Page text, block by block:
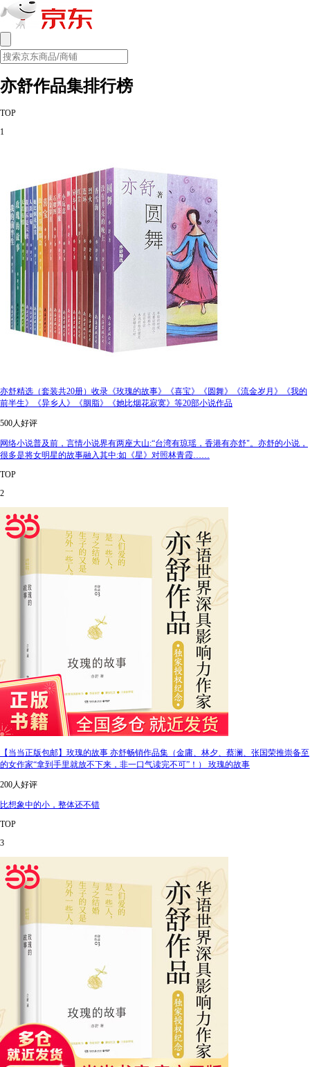
亦舒作品集排行榜
TOP
1
亦舒精选（套装共20册）收录《玫瑰的故事》《喜宝》《圆舞》《流金岁月》《我的
前半生》《异乡人》《胭脂》《她比烟花寂寞》等20部小说作品
500人好评
网络小说普及前，言情小说界有两座大山:“台湾有琼瑶，香港有亦舒"。亦舒的小说，
很多是将女明星的故事融入其中:如《星》对照林青霞……
TOP
2
【当当正版包邮】玫瑰的故事 亦舒畅销作品集（金庸、林夕、蔡澜、张国荣推崇备至
的女作家“拿到手里就放不下来，非一口气读完不可”！） 玫瑰的故事
200人好评
比想象中的小，整体还不错
TOP
3